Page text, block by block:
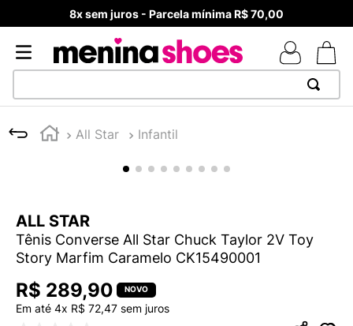
8x sem juros - Parcela mínima R$ 70,00
All Star Infantil
ALL STAR
Tênis Converse All Star Chuck Taylor 2V Toy
Story Marfim Caramelo CK15490001
R$ 289,90
Em até 4x R$ 72,47 sem juros
1
TÊNIS NEWS BALANCE 530
4º
MELISSAS MINI BABY
5
ADIDAS
º
7 º
MELISSA SLIDE